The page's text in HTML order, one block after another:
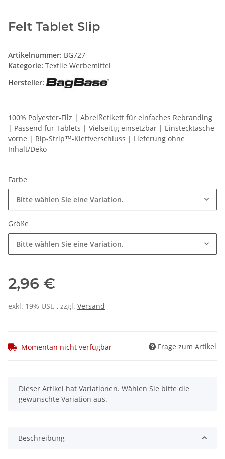
Felt Tablet Slip
Artikelnummer: BG727
Kategorie: Textile Werbemittel
Hersteller:
100% Polyester-Filz | Abreißetikett für einfaches Rebranding
| Passend für Tablets | Vielseitig einsetzbar | Einstecktasche
vorne | Rip-Strip™-Klettverschluss | Lieferung ohne
Inhalt/Deko
Farbe
Bitte wählen Sie eine Variation.
Größe
Bitte wählen Sie eine Variation.
2,96 €
exkl. 19% USt. , zzgl. Versand
Momentan nicht verfügbar Frage zum Artikel
x
Dieser Artikel hat Variationen. Wählen Sie bitte die
gewünschte Variation aus.
Beschreibung